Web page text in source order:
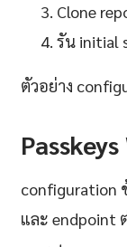
Clone
รัน initial
ตัวอย่าง
configuration
และ endpoint